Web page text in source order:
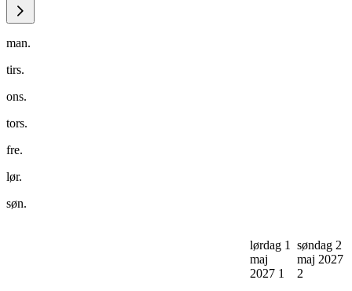
man.
tirs.
ons.
tors.
fre.
lør.
søn.
lørdag 1
maj
2027 1
søndag 2
maj 2027
2